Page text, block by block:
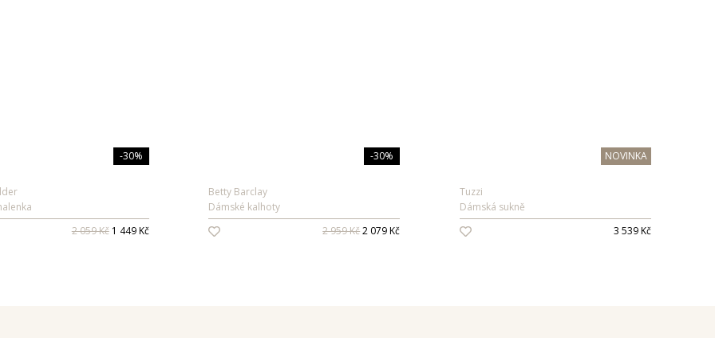
-30%
2 059 Kč1 449 Kč
-30%
Betty Barclay
Dámské kalhoty
2 959 Kč2 079 Kč
NOVINKA
Tuzzi
Dámská sukně
3 539 Kč